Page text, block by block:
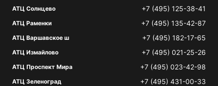
АТЦ Солнцево +7 (495) 125-38-41
АТЦ Раменки +7 (495) 135-42-87
АТЦ Варшавское ш +7 (495) 182-17-65
АТЦ Измайлово +7 (495) 021-25-26
АТЦ Проспект Мира +7 (495) 023-42-98
АТЦ Зеленоград +7 (495) 431-00-33